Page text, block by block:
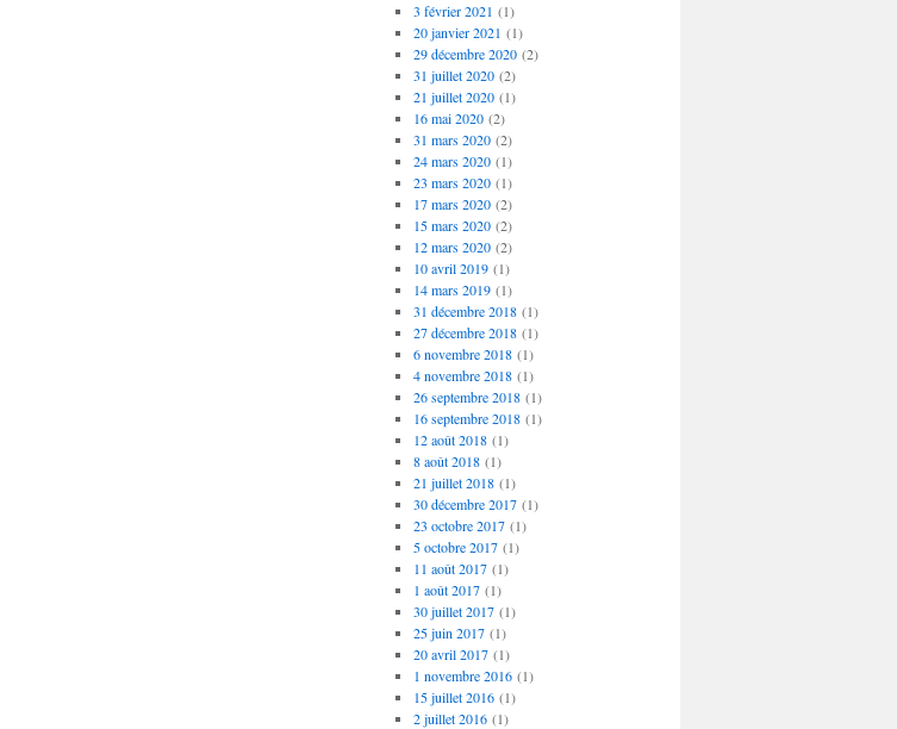
3 février 2021 (1)
20 janvier 2021 (1)
29 décembre 2020(2)
31 juillet 2020(2)
21 juillet 2020(1)
16 mai 2020(2)
31 mars 2020(2)
24 mars 2020(1)
23 mars 2020(1)
17 mars 2020(2)
15 mars 2020(2)
12 mars 2020(2)
10 avril 2019(1)
14 mars 2019(1)
31 décembre 2018(1)
27 décembre 2018(1)
6 novembre 2018(1)
4 novembre 2018(1)
26 septembre 2018(1)
16 septembre 2018(1)
12 août 2018(1)
8 août 2018(1)
21 juillet 2018(1)
30 décembre 2017(1)
23 octobre 2017(1)
5 octobre 2017(1)
11 août 2017(1)
1 août 2017(1)
30 juillet 2017(1)
25 juin 2017(1)
20 avril 2017(1)
1 novembre 2016(1)
15 juillet 2016(1)
2 juillet 2016(1)